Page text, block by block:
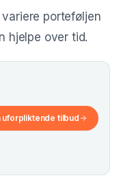
variere porteføljen
hjelpe over tid.
uforpliktende tilbud